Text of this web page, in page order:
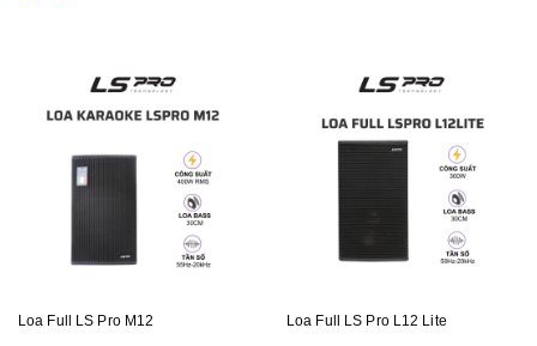
Loa Full LS Pro M12 Loa Full LS Pro L12 Lite